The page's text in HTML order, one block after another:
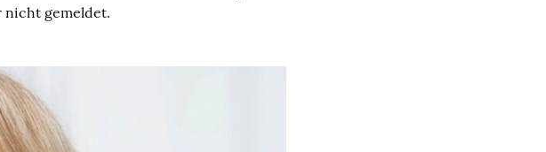
nicht gemeldet.